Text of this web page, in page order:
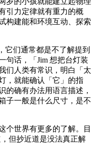
引力定律就有重力的概
构建能和环境互动、探索
们通常都是不了解提到
句话，「Jim 想把台灯装
们人类有常识，明白「太
，就能确认「它」的指
的确有办法用语言描述，
子一般是什么尺寸，是不
世界有更多的了解。目
但抄近道是没法真正解